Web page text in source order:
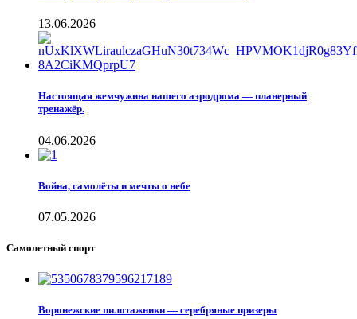
13.06.2026
Настоящая жемчужина нашего аэродрома — планерный
тренажёр.
04.06.2026
Война, самолёты и мечты о небе
07.05.2026
Самолетный спорт
Воронежские пилотажники — серебряные призеры